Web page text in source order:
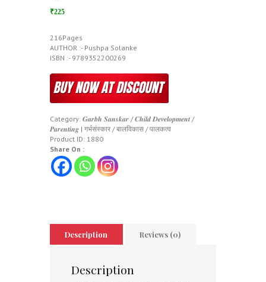
₹225
216Pages
AUTHOR :- Pushpa Solanke
ISBN :- 9789352200269
Category: 𝑮𝒂𝒓𝒃𝒉 𝑺𝒂𝒏𝒔𝒌𝒂𝒓 / 𝑪𝒉𝒊𝒍𝒅 𝑫𝒆𝒗𝒆𝒍𝒐𝒑𝒎𝒆𝒏𝒕 /
𝑷𝒂𝒓𝒆𝒏𝒕𝒊𝒏𝒈 | गर्भसंस्कार / बालविकास / पालकत्व
Product ID: 1880
Share On :
Description Reviews (0)
Description